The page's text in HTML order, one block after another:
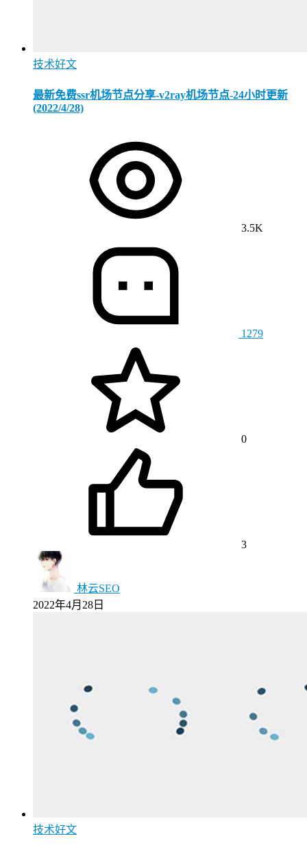
技术好文
最新免费ssr机场节点分享-v2ray机场节点-24小时更新
(2022/4/28)
3.5K
1279
0
3
林云SEO
2022年4月28日
技术好文